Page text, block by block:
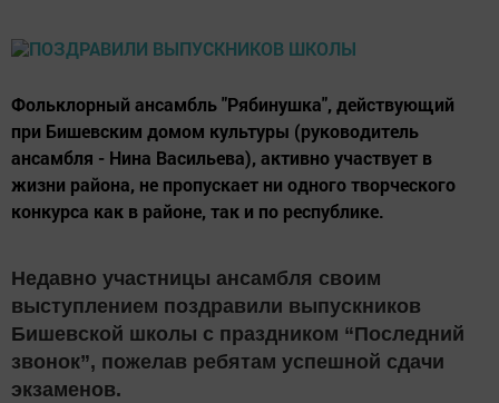
Фольклорный ансамбль "Рябинушка", действующий
при Бишевским домом культуры (руководитель
ансамбля - Нина Васильева), активно участвует в
жизни района, не пропускает ни одного творческого
конкурса как в районе, так и по республике.
Недавно участницы ансамбля своим
выступлением поздравили выпускников
Бишевской школы с праздником “Последний
звонок”, пожелав ребятам успешной сдачи
экзаменов.